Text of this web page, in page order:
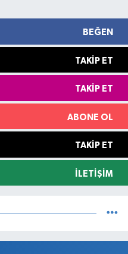
BEĞEN
TAKIP ET
TAKIP ET
ABONE OL
TAKIP ET
İLETIŞIM